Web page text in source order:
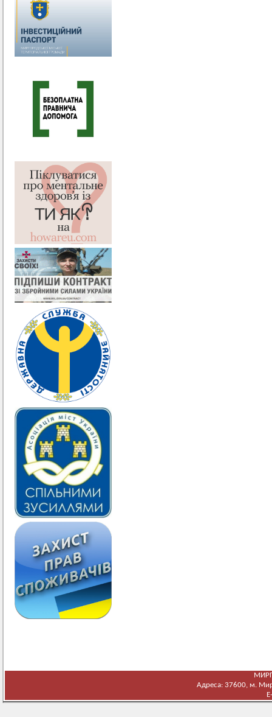
Адреса: 37600, м.